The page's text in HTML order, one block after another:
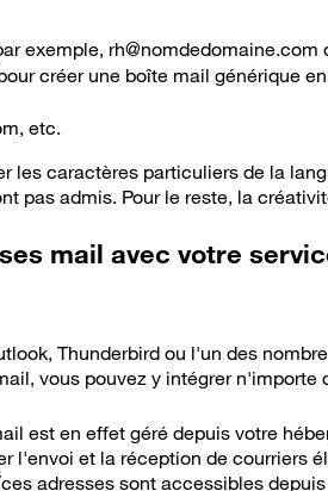
exemple,
créer une boîte mail générique
etc.
les caractères particuliers de la
pas admis. Pour le reste, la
mail avec votre
Thunderbird ou l'un des
vous pouvez y intégrer n'importe
est en effet géré depuis votre
l'envoi et la réception de courriers
adresses sont accessibles